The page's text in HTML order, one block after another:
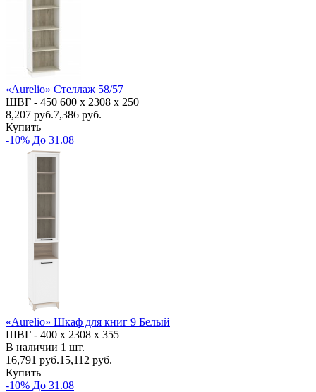
«Aurelio» Стеллаж 58/57
ШВГ - 450 600 х 2308 х 250
8,207 руб.7,386 руб.
Купить
-10% До 31.08
«Aurelio» Шкаф для книг 9 Белый
ШВГ - 400 х 2308 х 355
В наличии 1 шт.
16,791 руб.15,112 руб.
Купить
-10% До 31.08